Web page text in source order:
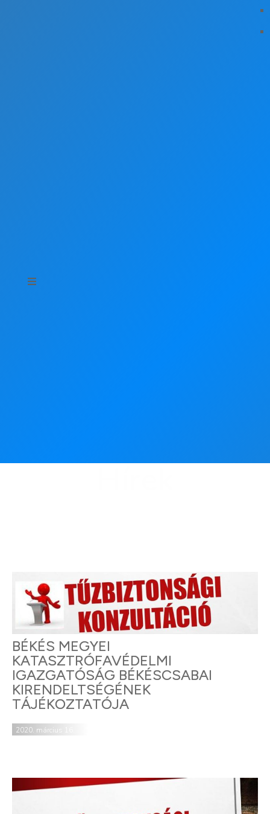
BÉKÉS MEGYEI
KATASZTRÓFAVÉDELMI
IGAZGATÓSÁG BÉKÉSCSABAI
KIRENDELTSÉGÉNEK
TÁJÉKOZTATÓJA
2020. március 16.